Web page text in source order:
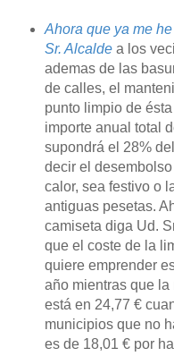
Ahora que ya me
Sr. Alcaldea los
ademas de las
de calles, el
punto limpio de
importe anual total
supondrá el 28%
decir el
calor, sea festivo o
antiguas pesetas.
camiseta diga Ud.
que el coste de la
quiere emprender
año mientras que
está en 24,77 €
municipios que no
es de 18,01 € por